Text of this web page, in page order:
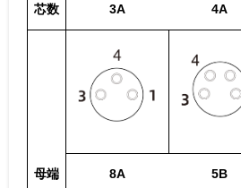
芯数 3A 4A
母端 8A 5B